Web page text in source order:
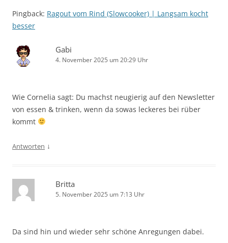
Pingback: Ragout vom Rind (Slowcooker) | Langsam kocht
besser
Gabi
4. November 2025 um 20:29 Uhr
Wie Cornelia sagt: Du machst neugierig auf den Newsletter
von essen & trinken, wenn da sowas leckeres bei rüber
kommt
Antworten ↓
Britta
5. November 2025 um 7:13 Uhr
Da sind hin und wieder sehr schöne Anregungen dabei.